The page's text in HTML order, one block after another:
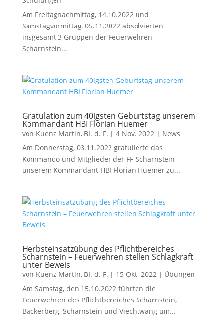
Am Freitagnachmittag, 14.10.2022 und
Samstagvormittag, 05.11.2022 absolvierten
insgesamt 3 Gruppen der Feuerwehren
Scharnstein...
Gratulation zum 40igsten Geburtstag unserem
Kommandant HBI Florian Huemer
von Kuenz Martin, BI. d. F. | 4 Nov. 2022| News
Am Donnerstag, 03.11.2022 gratulierte das
Kommando und Mitglieder der FF-Scharnstein
unserem Kommandant HBI Florian Huemer zu...
Herbsteinsatzübung des Pflichtbereiches
Scharnstein – Feuerwehren stellen Schlagkraft
unter Beweis
von Kuenz Martin, BI. d. F. | 15 Okt. 2022| Übungen
Am Samstag, den 15.10.2022 führten die
Feuerwehren des Pflichtbereiches Scharnstein,
Bäckerberg, Scharnstein und Viechtwang um...